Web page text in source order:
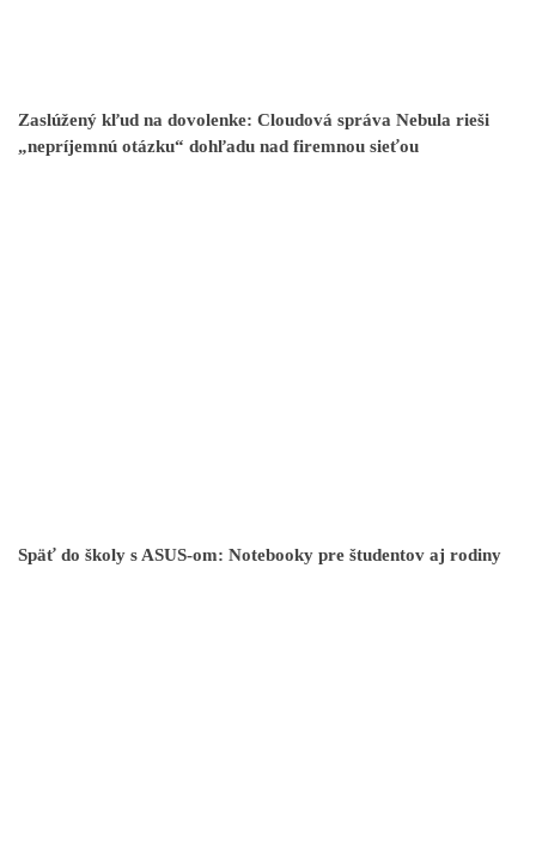
Zaslúžený kľud na dovolenke: Cloudová správa Nebula rieši
„nepríjemnú otázku“ dohľadu nad firemnou sieťou
Späť do školy s ASUS-om: Notebooky pre študentov aj rodiny